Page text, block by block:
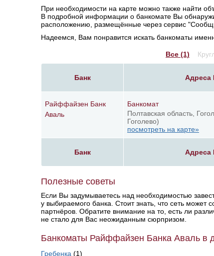
При необходимости на карте можно также найти
В подробной информации о банкомате Вы
расположению, размещённые через сервис
Надеемся, Вам понравится искать банкоматы
Все (1)
Банк Адреса
Банк Адреса
Райффайзен Банк
Аваль
Банкомат
Полтавская область,
Гоголево)
посмотреть на карте»
Полезные советы
Если Вы задумываетесь над необходимостью
у выбираемого банка. Стоит знать, что сеть может
партнёров. Обратите внимание на то, есть ли
не стало для Вас неожиданным сюрпризом.
Банкоматы Райффайзен Банка Аваль в
Гребенка (1)